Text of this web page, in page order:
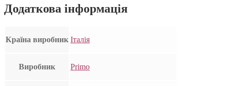
Додаткова інформація
Країна виробник Італія
Виробник Primo